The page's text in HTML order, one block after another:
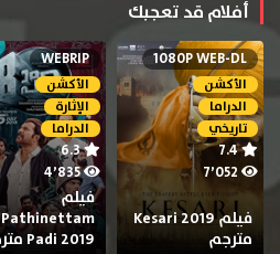
أفلام قد تعجبك
1080P WEB-DL
الأكشن
الدراما
تاريخي
7.4
فيلم Kesari 2019
مترجم
WEBRIP
الأكشن
الإثارة
الدراما
6.3
4٬835
فيلم
Pathinettam
Padi 2019 مترجم